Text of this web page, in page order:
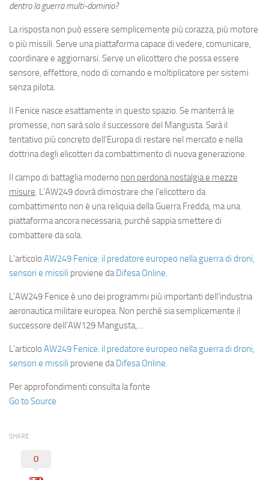
dentro la guerra multi-dominio?
La risposta non può essere semplicemente più corazza, più motore
o più missili. Serve una piattaforma capace di vedere, comunicare,
coordinare e aggiornarsi. Serve un elicottero che possa essere
sensore, effettore, nodo di comando e moltiplicatore per sistemi
senza pilota.
Il Fenice nasce esattamente in questo spazio. Se manterrà le
promesse, non sarà solo il successore del Mangusta. Sarà il
tentativo più concreto dell’Europa di restare nel mercato e nella
dottrina degli elicotteri da combattimento di nuova generazione.
Il campo di battaglia moderno non perdona nostalgia e mezze
misure. L’AW249 dovrà dimostrare che l’elicottero da
combattimento non è una reliquia della Guerra Fredda, ma una
piattaforma ancora necessaria, purché sappia smettere di
combattere da sola.
L’articolo AW249 Fenice: il predatore europeo nella guerra di droni,
sensori e missili proviene daDifesa Online.
L’AW249 Fenice è uno dei programmi più importanti dell’industria
aeronautica militare europea. Non perché sia semplicemente il
successore dell’AW129 Mangusta,…
L’articolo AW249 Fenice: il predatore europeo nella guerra di droni,
sensori e missili proviene daDifesa Online.
Per approfondimenti consulta la fonte
Go to Source
SHARE
0